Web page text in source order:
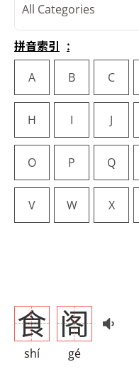
All Categories
拼音索引
A
B C
H I J
O P Q
V W X
食
shí
阁
gé